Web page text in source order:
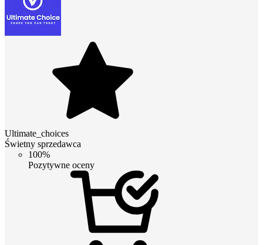
Ultimate_choices
Świetny sprzedawca
100%
Pozytywne oceny